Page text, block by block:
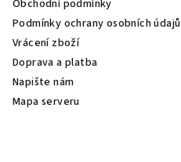
Obchodní podmínky
Podmínky ochrany osobních údajů
Vrácení zboží
Doprava a platba
Napište nám
Mapa serveru